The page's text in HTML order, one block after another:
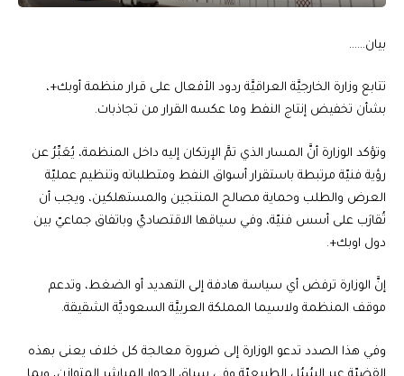
بيان……
تتابع وزارة الخارجيَّة العراقيَّة ردود الأفعال على قرار منظمة أوبك+،
بشأن تخفيض إنتاج النفط وما عكسه القرار من تجاذبات.
وتؤكد الوزارة أنَّ المسار الذي تمَّ الإرتكان إليه داخل المنظمة، يُعَبِّرُ عن
رؤية فنيّة مرتبطة باستقرار أسواق النفط ومتطلباته وتنظيم عمليّة
العرض والطلب وحماية مصالح المنتجين والمستهلكين، ويجب أن
تُقارَب على أسس فنيّة، وفي سياقها الاقتصاديّ وباتفاق جماعيّ بين
دول اوبك+.
إنَّ الوزارة ترفض أي سياسة هادفة إلى التهديد أو الضغط، وتدعم
موقف المنظمة ولاسيما المملكة العربيَّة السعوديَّة الشقيقة.
وفي هذا الصدد تدعو الوزارة إلى ضرورة معالجة كل خلاف يعنى بهذه